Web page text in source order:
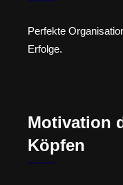
Perfekte
Erfolge.
Motivation
Köpfen